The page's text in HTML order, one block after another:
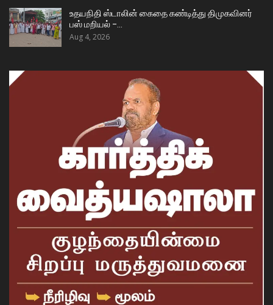
உதயநிதி ஸ்டாலின் கைதை கண்டித்து திமுகவினர்
பஸ் மறியல் –…
Aug 4, 2026